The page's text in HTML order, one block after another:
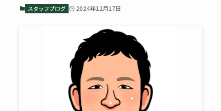
スタッフブログ 2024年12月17日